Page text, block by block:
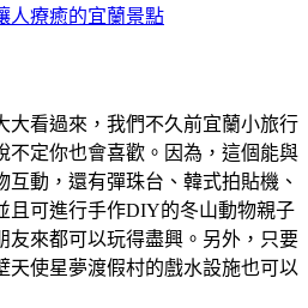
人療癒的宜蘭景點
大看過來，我們不久前宜蘭小旅行
不定你也會喜歡。因為，這個能與
動，還有彈珠台、韓式拍貼機、
可進行手作DIY的冬山動物親子
友來都可以玩得盡興。另外，只要
天使星夢渡假村的戲水設施也可以